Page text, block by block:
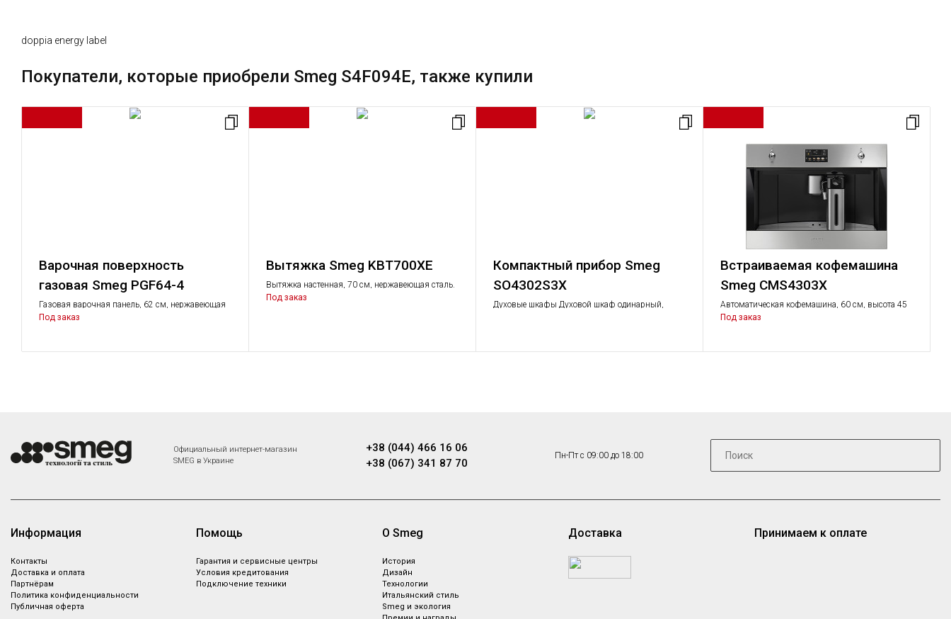
doppia energy label
Покупатели, которые приобрели Smeg S4F094E, также купили
Варочная поверхность
газовая Smeg PGF64-4
Газовая варочная панель, 62 см, нержавеющая
сталь, низкий монтаж с бортиком 3 мм.
Под заказ
Вытяжка Smeg KBT700XE
Вытяжка настенная, 70 см, нержавеющая сталь.
Под заказ
Компактный прибор Smeg
SO4302S3X
Духовые шкафы Духовой шкаф одинарный,
Встраиваемая кофемашина
Smeg CMS4303X
Автоматическая кофемашина, 60 см, высота 45
см, нержавеющая сталь, обработка против
Под заказ
Официальный интернет-магазин
SMEG в Украине
+38 (044) 466 16 06
+38 (067) 341 87 70
Пн-Пт с 09:00 до 18:00
Информация
Контакты
Доставка и оплата
Партнёрам
Политика конфиденциальности
Публичная оферта
Помощь
Гарантия и сервисные центры
Условия кредитования
Подключение техники
О Smeg
История
Дизайн
Технологии
Итальянский стиль
Smeg и экология
Доставка Принимаем к оплате